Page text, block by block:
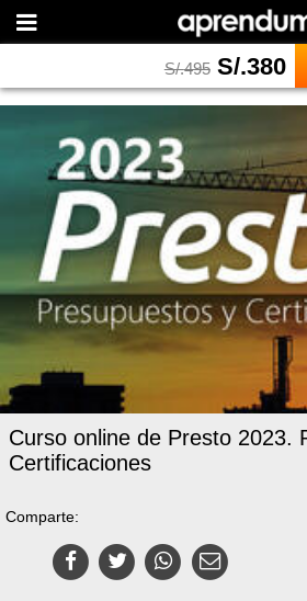
S/.495 S/.380
Curso online de Presto 2023.
Certificaciones
Comparte: